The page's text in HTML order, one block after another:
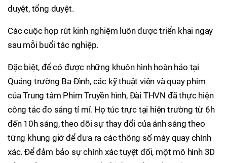
duyệt, tổng duyệt.
Các cuộc họp rút kinh nghiệm luôn được triển khai ngay
sau mỗi buổi tác nghiệp.
Đặc biệt, để có được những khuôn hình hoàn hảo tại
Quảng trường Ba Đình, các kỹ thuật viên và quay phim
của Trung tâm Phim Truyền hình, Đài THVN đã thực hiện
công tác đo sáng tỉ mỉ. Họ túc trực tại hiện trường từ 6h
đến 10h sáng, theo dõi sự thay đổi của ánh sáng theo
từng khung giờ để đưa ra các thông số máy quay chính
xác. Để đảm bảo sự chính xác tuyệt đối, một mô hình 3D